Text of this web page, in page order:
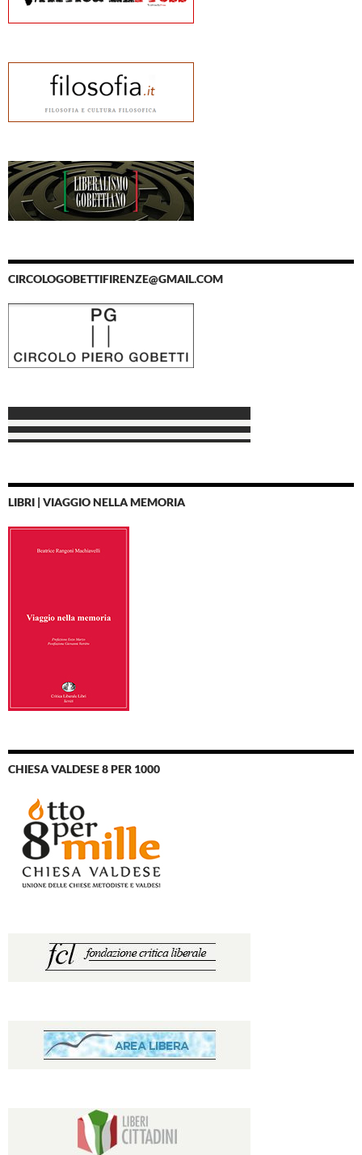
CIRCOLOGOBETTIFIRENZE@GMAIL.COM
LIBRI | VIAGGIO NELLA MEMORIA
CHIESA VALDESE 8 PER 1000